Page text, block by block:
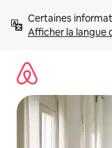
directement
Afficher la langue